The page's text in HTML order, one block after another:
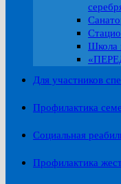
Школа
Для участников
Профилактика
Социальная
Профилактика